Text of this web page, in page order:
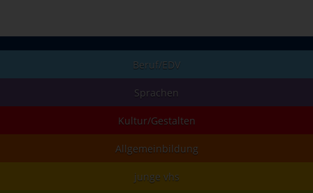
Beruf/EDV
Sprachen
Kultur/Gestalten
Allgemeinbildung
junge vhs